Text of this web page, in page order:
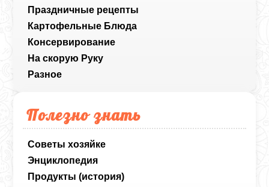
Праздничные рецепты
Картофельные Блюда
Консервирование
На скорую Руку
Разное
Полезно знать
Советы хозяйке
Энциклопедия
Продукты (история)